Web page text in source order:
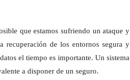
que estamos sufriendo un ataque y
recuperación de los entornos segura y
el tiempo es importante. Un sistema
a disponer de un seguro.